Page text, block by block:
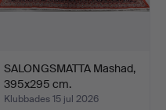
SALONGSMATTA Mashad,
395x295 cm.
Klubbades 15 jul 2026